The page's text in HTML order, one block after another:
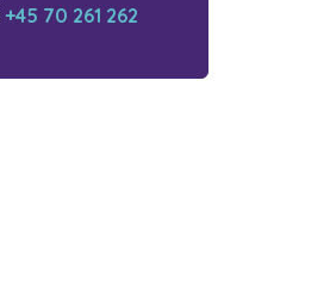
+45 70 261 262